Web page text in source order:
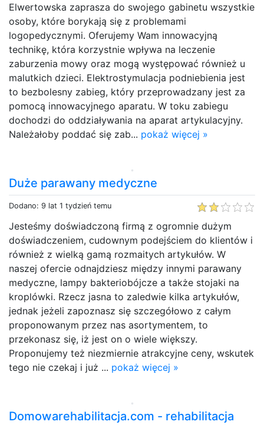
Elwertowska zaprasza do swojego gabinetu wszystkie
osoby, które borykają się z problemami
logopedycznymi. Oferujemy Wam innowacyjną
technikę, która korzystnie wpływa na leczenie
zaburzenia mowy oraz mogą występować również u
malutkich dzieci. Elektrostymulacja podniebienia jest
to bezbolesny zabieg, który przeprowadzany jest za
pomocą innowacyjnego aparatu. W toku zabiegu
dochodzi do oddziaływania na aparat artykulacyjny.
Należałoby poddać się zab... pokaż więcej »
Duże parawany medyczne
Dodano: 9 lat 1 tydzień temu
Jesteśmy doświadczoną firmą z ogromnie dużym
doświadczeniem, cudownym podejściem do klientów i
również z wielką gamą rozmaitych artykułów. W
naszej ofercie odnajdziesz między innymi parawany
medyczne, lampy bakteriobójcze a także stojaki na
kroplówki. Rzecz jasna to zaledwie kilka artykułów,
jednak jeżeli zapoznasz się szczegółowo z całym
proponowanym przez nas asortymentem, to
przekonasz się, iż jest on o wiele większy.
Proponujemy też niezmiernie atrakcyjne ceny, wskutek
tego nie czekaj i już ... pokaż więcej »
Domowarehabilitacja.com - rehabilitacja